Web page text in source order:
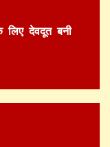
देवदूत बनी